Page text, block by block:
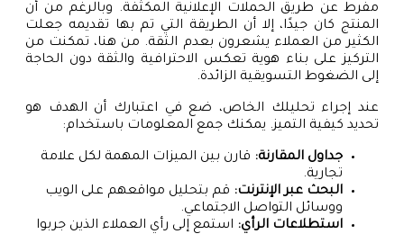
مفرط عن طريق الحملات الإعلانية المكثفة. وبالرغم من أن
المنتج كان جيدًا، إلا أن الطريقة التي تم بها تقديمه جعلت
الكثير من العملاء يشعرون بعدم الثقة. من هنا، تمكنت من
التركيز على بناء هوية تعكس الاحترافية والثقة دون الحاجة
إلى الضغوط التسويقية الزائدة.
عند إجراء تحليلك الخاص، ضع في اعتبارك أن الهدف هو
تحديد كيفية التميز. يمكنك جمع المعلومات باستخدام:
جداول المقارنة: قارن بين الميزات المهمة لكل علامة
تجارية.
البحث عبر الإنترنت: قم بتحليل مواقعهم على الويب
ووسائل التواصل الاجتماعي.
استطلاعات الرأي: استمع إلى رأي العملاء الذين جربوا